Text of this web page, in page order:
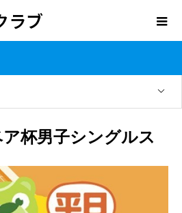
ラブ
杯男子シングルス